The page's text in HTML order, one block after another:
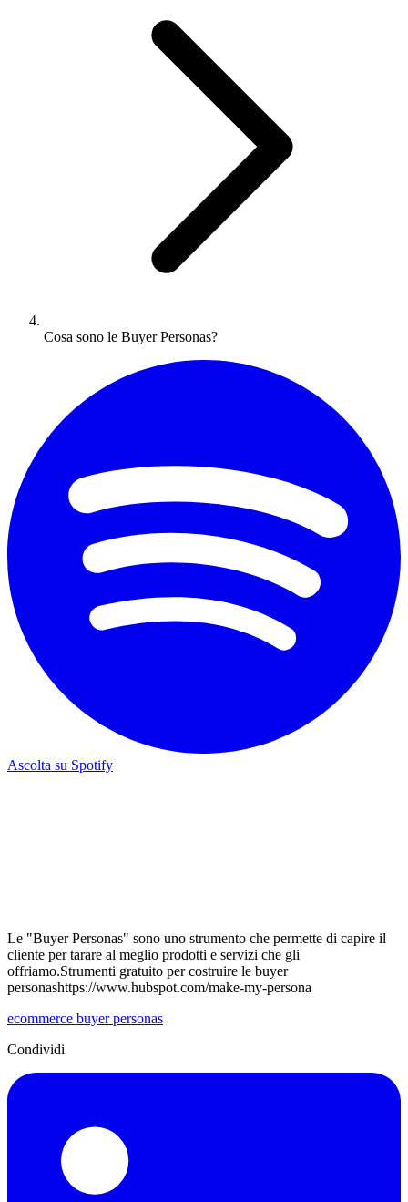
Cosa sono le Buyer Personas?
Ascolta su Spotify
Le "Buyer Personas" sono uno strumento che permette di capire il
cliente per tarare al meglio prodotti e servizi che gli
offriamo.Strumenti gratuito per costruire le buyer
personashttps://www.hubspot.com/make-my-persona
ecommerce buyer personas
Condividi